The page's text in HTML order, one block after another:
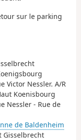
sur le parking
Victor Nessler. A/R
Koenisbourg
Nessler - Rue de
de Baldenheim
Gisselbrecht